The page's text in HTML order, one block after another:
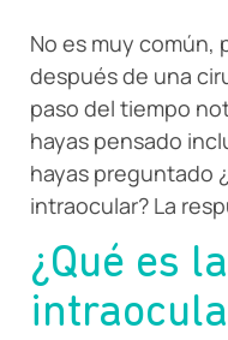
No es muy común,
después de una
paso del tiempo
hayas pensado
hayas preguntado
intraocular? La
¿Qué es